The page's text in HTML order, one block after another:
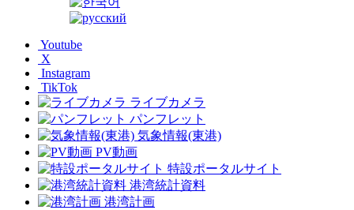
Youtube
X
Instagram
TikTok
ライブカメラ
パンフレット
気象情報(東港)
PV動画
特設ポータルサイト
港湾統計資料
港湾計画